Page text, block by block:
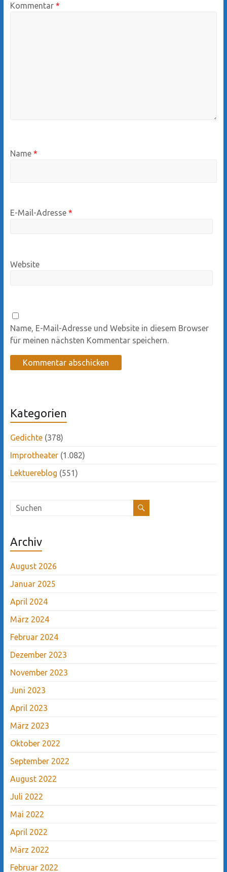
Kommentar *
Name *
E-Mail-Adresse *
Website
Name, E-Mail-Adresse und Website in diesem Browser
für meinen nächsten Kommentar speichern.
Kategorien
Gedichte(378)
Improtheater(1.082)
Lektuereblog (551)
Archiv
August 2026
Januar 2025
April 2024
März 2024
Februar 2024
Dezember 2023
November 2023
Juni 2023
April 2023
März 2023
Oktober 2022
September 2022
August 2022
Juli 2022
Mai 2022
April 2022
März 2022
Februar 2022